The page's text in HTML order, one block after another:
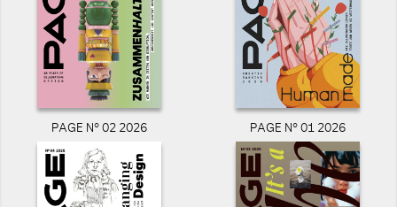
PAGE N° 02 2026 PAGE N° 01 2026